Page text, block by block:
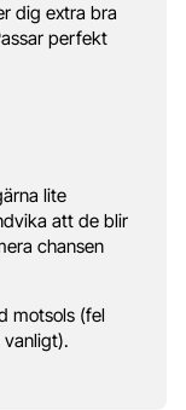
dig extra bra
perfekt
lite
att de blir
chansen
motsols (fel
vanligt).